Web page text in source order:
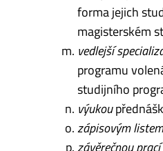
forma jejich
magisterském
vedlejší
programu
studijního
výukou
zápisovým listem
závěrečnou prací